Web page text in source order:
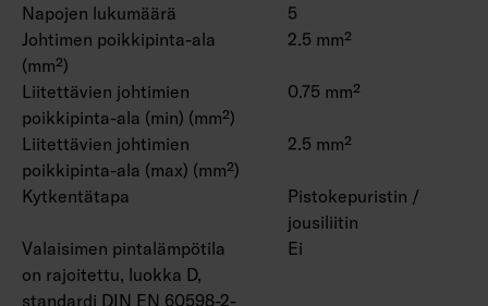
Napojen lukumäärä
5
Johtimen poikkipinta-ala
(mm²)
2.5 mm²
Liitettävien johtimien
poikkipinta-ala (min) (mm²)
0.75 mm²
Liitettävien johtimien
poikkipinta-ala (max) (mm²)
2.5 mm²
Kytkentätapa
Pistokepuristin /
jousiliitin
Valaisimen pintalämpötila
on rajoitettu, luokka D,
standardi DIN EN 60598-2-
Ei